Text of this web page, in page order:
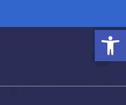
de Colombia